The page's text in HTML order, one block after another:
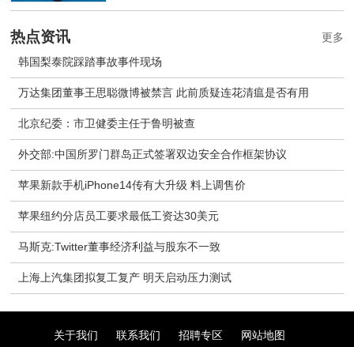
热点资讯
韩国梨泰院踩踏事故事件现场
万达集团董事王思聪微博被禁言 此前质疑连花清瘟是否有用
北京纪委：市卫健委主任于鲁明被查
外交部:中国所罗门群岛正式签署双边安全合作框架协议
苹果新款手机iPhone14传有大升级 料上调售价
苹果纽约分店员工要求最低工资达30美元
马斯克:Twitter董事经济利益与股东不一致
上海上汽集团拟复工复产 明天启动压力测试
更多
关于我们 联系我们 招聘专区 网站地图